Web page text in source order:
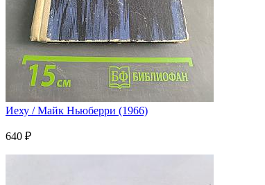
Иеху / Майк Ньюберри (1966)
640 ₽